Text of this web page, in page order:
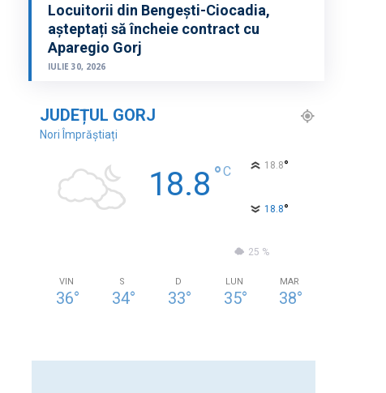
Locuitorii din Bengești-Ciocadia,
așteptați să încheie contract cu
Aparegio Gorj
IULIE 30, 2026
JUDEȚUL GORJ
Nori Împrăștiați
18.8 °C 18.8°
18.8°
25 %
VIN
36°
S
34°
D
33°
LUN
35°
MAR
38°